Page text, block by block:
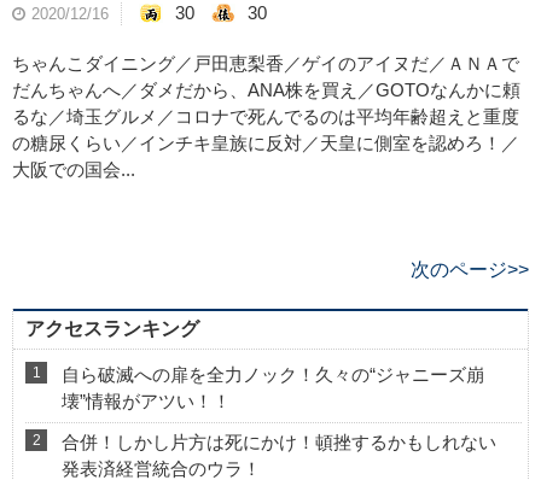
2020/12/16 30 30
ちゃんこダイニング／戸田恵梨香／ゲイのアイヌだ／ＡＮＡで
だんちゃんへ／ダメだから、ANA株を買え／GOTOなんかに頼
るな／埼玉グルメ／コロナで死んでるのは平均年齢超えと重度
の糖尿くらい／インチキ皇族に反対／天皇に側室を認めろ！／
大阪での国会...
次のページ>>
アクセスランキング
自ら破滅への扉を全力ノック！久々の“ジャニーズ崩
壊”情報がアツい！！
合併！しかし片方は死にかけ！頓挫するかもしれない
発表済経営統合のウラ！